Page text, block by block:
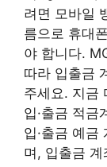
려면 모바일
름으로 휴대
야 합니다.
따라 입출금
주세요. 지금
입·출금 적금
입·출금 예금
며, 입출금